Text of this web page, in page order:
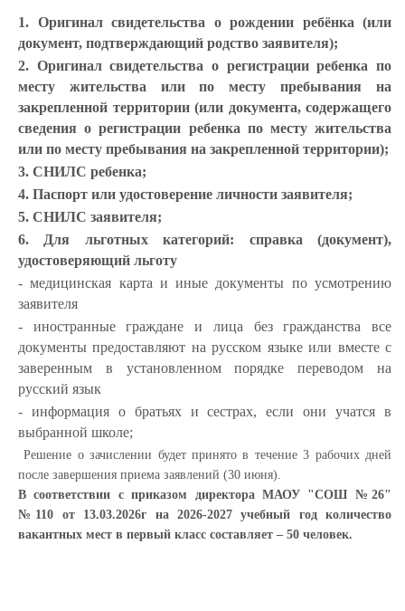
1. Оригинал свидетельства о рождении ребёнка (или
документ, подтверждающий родство заявителя);
2. Оригинал свидетельства о регистрации ребенка по
месту жительства или по месту пребывания на
закрепленной территории (или документа, содержащего
сведения о регистрации ребенка по месту жительства
или по месту пребывания на закрепленной территории);
3. СНИЛС ребенка;
4. Паспорт или удостоверение личности заявителя;
5. СНИЛС заявителя;
6. Для льготных категорий: справка (документ),
удостоверяющий льготу
- медицинская карта и иные документы по усмотрению
заявителя
- иностранные граждане и лица без гражданства все
документы предоставляют на русском языке или вместе с
заверенным в установленном порядке переводом на
русский язык
- информация о братьях и сестрах, если они учатся в
выбранной школе;
Решение о зачислении будет принято в течение 3 рабочих дней
после завершения приема заявлений (30 июня).
В соответствии с приказом директора МАОУ "СОШ №26"
№110 от 13.03.2026г на 2026-2027 учебный год количество
вакантных мест в первый класс составляет – 50 человек.